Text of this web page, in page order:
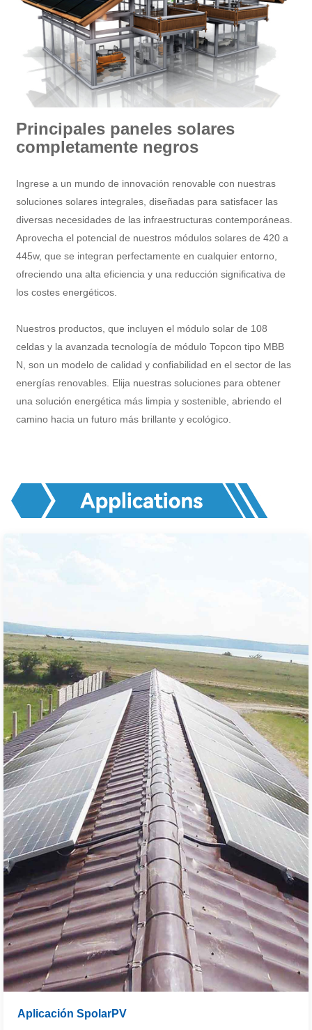
Principales paneles solares
completamente negros
Ingrese a un mundo de innovación renovable con nuestras
soluciones solares integrales, diseñadas para satisfacer las
diversas necesidades de las infraestructuras contemporáneas.
Aprovecha el potencial de nuestros módulos solares de 420 a
445w, que se integran perfectamente en cualquier entorno,
ofreciendo una alta eficiencia y una reducción significativa de
los costes energéticos.
Nuestros productos, que incluyen el módulo solar de 108
celdas y la avanzada tecnología de módulo Topcon tipo MBB
N, son un modelo de calidad y confiabilidad en el sector de las
energías renovables. Elija nuestras soluciones para obtener
una solución energética más limpia y sostenible, abriendo el
camino hacia un futuro más brillante y ecológico.
Aplicación SpolarPV